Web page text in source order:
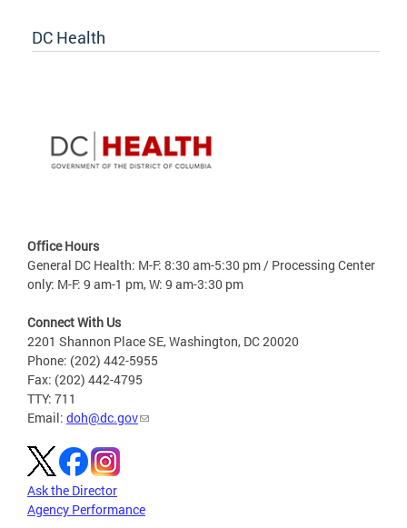
DC Health
Office Hours
General DC Health: M-F: 8:30 am-5:30 pm / Processing Center
only: M-F: 9 am-1 pm, W: 9 am-3:30 pm
Connect With Us
2201 Shannon Place SE, Washington, DC 20020
Phone: (202) 442-5955
Fax: (202) 442-4795
TTY: 711
Email: doh@dc.gov
Ask the Director
Agency Performance